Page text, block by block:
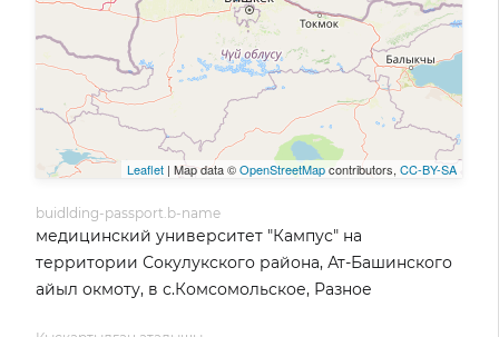
Leaflet | Map data ©OpenStreetMapcontributors, CC-BY-SA
buidlding-passport.b-name
медицинский университет "Кампус" на
территории Сокулукского района, Ат-Башинского
айыл окмоту, в с.Комсомольское, Разное